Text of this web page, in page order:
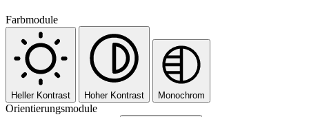
Farbmodule
Heller Kontrast Hoher Kontrast Monochrom
Orientierungsmodule